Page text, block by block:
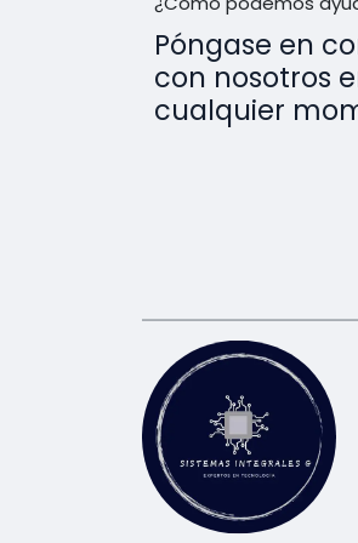
Póngase en
con nosotros
cualquier